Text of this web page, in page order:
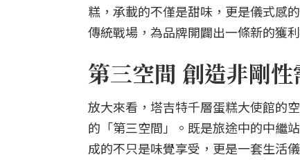
糕，承載的不僅是甜味，更是儀式感
傳統戰場，為品牌開闢出一條新的獲
第三空間 創造非剛性
放大來看，塔吉特千層蛋糕大使館的
的「第三空間」。既是旅途中的中繼
成的不只是味覺享受，更是一套生活儀